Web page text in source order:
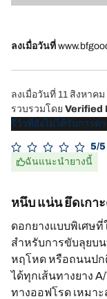
5
ลงเมื่อวันที่
ลงเมื่อวันที่ 11 สิงหาคม
รวบรวมโดย Verified
รีวิวที่ยังไม่ได้รับการต
5/5
ฉันแนะนำยางนี้
หนึบ แน่น ยึดเกา
ดอกยางแบบพิเศษที่
สำหรับการขับลุยบ
หฤโหด หรือถนนปก
ได้ทุกเส้นทางยาง
ทางออฟโรด เหมา